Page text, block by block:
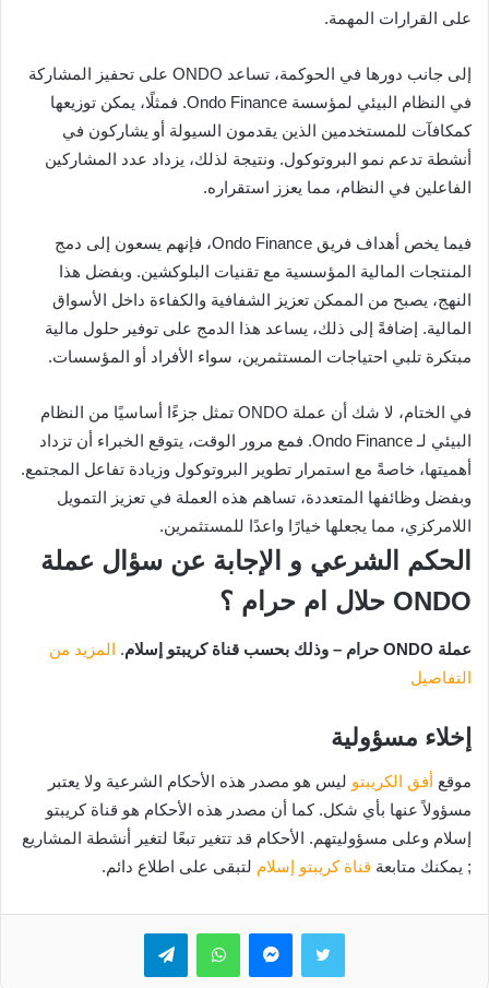
على القرارات المهمة.
إلى جانب دورها في الحوكمة، تساعد ONDO على تحفيز المشاركة
في النظام البيئي لمؤسسة Ondo Finance. فمثلًا، يمكن توزيعها
كمكافآت للمستخدمين الذين يقدمون السيولة أو يشاركون في
أنشطة تدعم نمو البروتوكول. ونتيجة لذلك، يزداد عدد المشاركين
الفاعلين في النظام، مما يعزز استقراره.
فيما يخص أهداف فريق Ondo Finance، فإنهم يسعون إلى دمج
المنتجات المالية المؤسسية مع تقنيات البلوكشين. وبفضل هذا
النهج، يصبح من الممكن تعزيز الشفافية والكفاءة داخل الأسواق
المالية. إضافةً إلى ذلك، يساعد هذا الدمج على توفير حلول مالية
مبتكرة تلبي احتياجات المستثمرين، سواء الأفراد أو المؤسسات.
في الختام، لا شك أن عملة ONDO تمثل جزءًا أساسيًا من النظام
البيئي لـ Ondo Finance. فمع مرور الوقت، يتوقع الخبراء أن تزداد
أهميتها، خاصةً مع استمرار تطوير البروتوكول وزيادة تفاعل المجتمع.
وبفضل وظائفها المتعددة، تساهم هذه العملة في تعزيز التمويل
اللامركزي، مما يجعلها خيارًا واعدًا للمستثمرين.
الحكم الشرعي و الإجابة عن سؤال عملة
ONDO حلال ام حرام ؟
عملة ONDO حرام – وذلك بحسب قناة كريبتو إسلام . المزيد من
التفاصيل
إخلاء مسؤولية
موقع أفق الكريبتو ليس هو مصدر هذه الأحكام الشرعية ولا يعتبر
مسؤولاً عنها بأي شكل. كما أن مصدر هذه الأحكام هو قناة كريبتو
إسلام وعلى مسؤوليتهم. الأحكام قد تتغير تبعًا لتغير أنشطة المشاريع
; يمكنك متابعة قناة كريبتو إسلام لتبقى على اطلاع دائم.
تويتر ماسنجرواتساب تيلقرام